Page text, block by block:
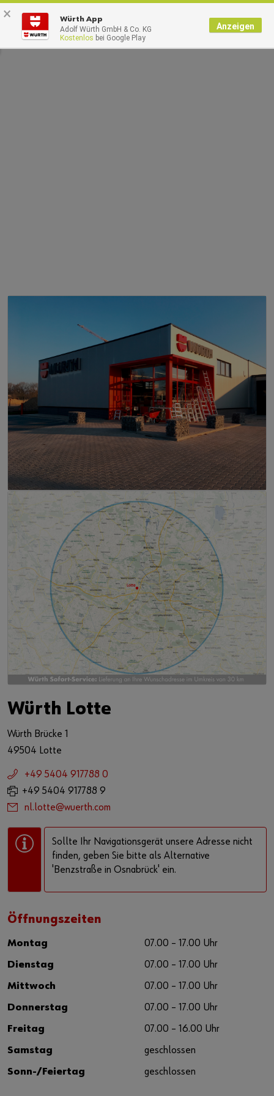
Würth Lotte
Würth Brücke 1
49504 Lotte
+49 5404 917788 0
+49 5404 917788 9
nl.lotte@wuerth.com
Sollte Ihr Navigationsgerät unsere Adresse nicht
finden, geben Sie bitte als Alternative
'Benzstraße in Osnabrück' ein.
Öffnungszeiten
Montag 07.00 – 17.00 Uhr
Dienstag 07.00 – 17.00 Uhr
Mittwoch 07.00 – 17.00 Uhr
Donnerstag 07.00 – 17.00 Uhr
Freitag 07.00 – 16.00 Uhr
Samstag geschlossen
Sonn-/Feiertag geschlossen
× Würth App
Adolf Würth GmbH & Co. KG
Kostenlos bei Google Play
Anzeigen